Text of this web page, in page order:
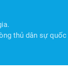
thủ dân sự